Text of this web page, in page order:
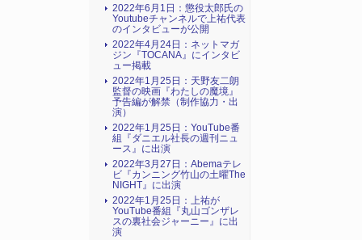
2022年6月1日：懲役太郎氏の
Youtubeチャンネルで上祐代表
のインタビューが公開
2022年4月24日：ネットマガ
ジン『TOCANA』にインタビ
ュー掲載
2022年1月25日：天野友二朗
監督の映画『わたしの魔境』
予告編が解禁（制作協力・出
演）
2022年1月25日：YouTube番
組『ダニエル社長の週刊ニュ
ース』に出演
2022年3月27日：Abemaテレ
ビ『カンニング竹山の土曜The
NIGHT』に出演
2022年1月25日：上祐が
YouTube番組『丸山ゴンザレ
スの裏社会ジャーニー』に出
演